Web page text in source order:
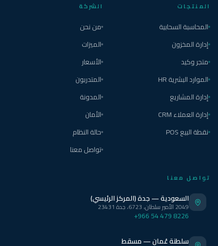
المنتجات
المحاسبة السحابية
إدارة المخزون
متجر وكيد
الموارد البشرية HR
إدارة المشاريع
إدارة العملاء CRM
نقطة البيع POS
الشركة
من نحن
الميزات
الأسعار
المتدربون
المدونة
الأمان
حالة النظام
تواصل معنا
تواصل معنا
السعودية — جدة (المركز الرئيسي)
2049 الأمير سلطان، 6723، جدة 23431
+966 54 479 8226
سلطنة عُمان — مسقط